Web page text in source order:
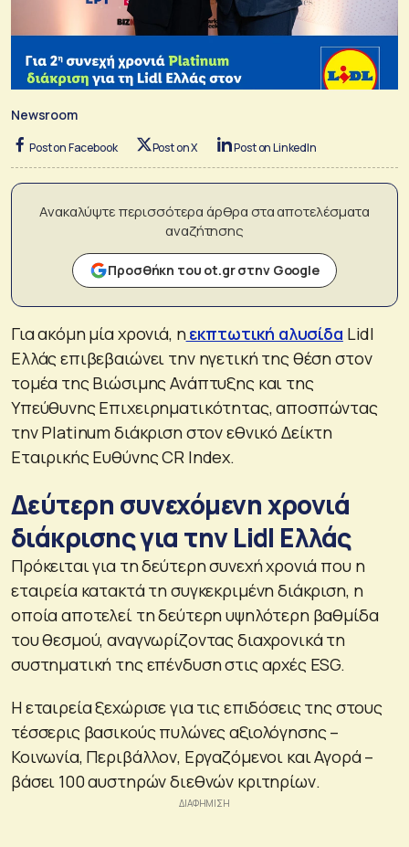
Newsroom
Post on Facebook Post on X Post on LinkedIn
Ανακαλύψτε περισσότερα άρθρα στα αποτελέσματα
αναζήτησης
Προσθήκη του ot.gr στην Google
Για ακόμη μία χρονιά, ηεκπτωτική αλυσίδα Lidl
Ελλάς επιβεβαιώνει την ηγετική της θέση στον
τομέα της Βιώσιμης Ανάπτυξης και της
Υπεύθυνης Επιχειρηματικότητας, αποσπώντας
την Platinum διάκριση στον εθνικό Δείκτη
Εταιρικής Ευθύνης CR Index.
Δεύτερη συνεχόμενη χρονιά
διάκρισης για την Lidl Ελλάς
Πρόκειται για τη δεύτερη συνεχή χρονιά που η
εταιρεία κατακτά τη συγκεκριμένη διάκριση, η
οποία αποτελεί τη δεύτερη υψηλότερη βαθμίδα
του θεσμού, αναγνωρίζοντας διαχρονικά τη
συστηματική της επένδυση στις αρχές ESG.
Η εταιρεία ξεχώρισε για τις επιδόσεις της στους
τέσσερις βασικούς πυλώνες αξιολόγησης –
Κοινωνία, Περιβάλλον, Εργαζόμενοι και Αγορά –
βάσει 100 αυστηρών διεθνών κριτηρίων.